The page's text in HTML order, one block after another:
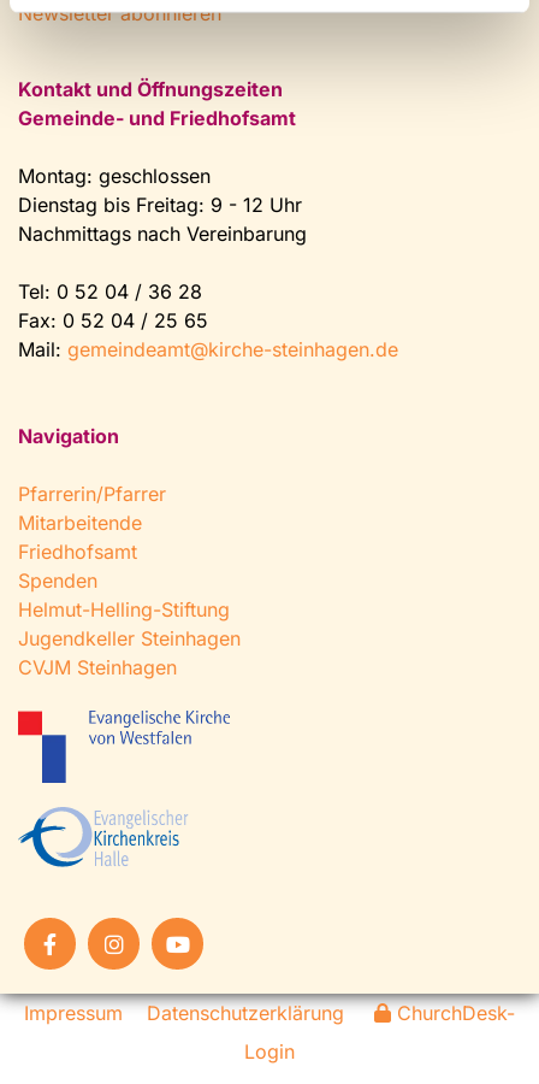
Newsletter abonnieren
Kontakt und Öffnungszeiten
Gemeinde- und Friedhofsamt
Montag: geschlossen
Dienstag bis Freitag: 9 - 12 Uhr
Nachmittags nach Vereinbarung
Tel: 0 52 04 / 36 28
Fax: 0 52 04 / 25 65
Mail: gemeindeamt@kirche-steinhagen.de
Navigation
Pfarrerin/Pfarrer
Mitarbeitende
Friedhofsamt
Spenden
Helmut-Helling-Stiftung
Jugendkeller Steinhagen
CVJM Steinhagen
Impressum Datenschutzerklärung
ChurchDesk-
Login